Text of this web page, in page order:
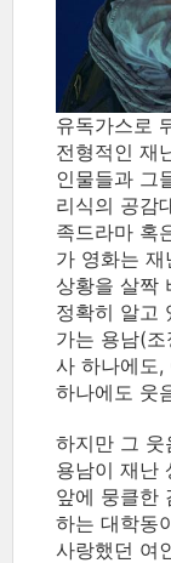
유독가스로
전형적인 재
인물들과 그
리식의 공감
족드라마 혹
가 영화는
상황을 살짝
정확히 알고
가는 용남(
사 하나에도,
하나에도 웃
하지만 그 웃
용남이 재난
앞에 뭉클한
하는 대학동
사랑했던 여